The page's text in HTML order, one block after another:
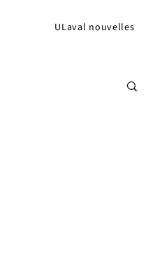
ULaval nouvelles